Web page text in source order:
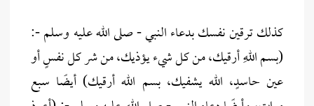
كذلك ترقين نفسك بدعاء النبي - صلى الله عليه وسلم -:
(بسم اللهِ أرقيك، من كل شيء يؤذيك، من شر كل نفسٍ أو
عين حاسدٍ، الله يشفيك، بسم الله أرقيك) أيضًا سبع